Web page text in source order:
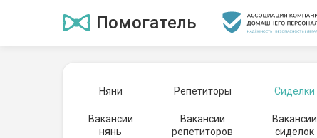
Помогатель
Няни Репетиторы Сиделки
Вакансии
нянь
Вакансии
репетиторов
Вакансии
сиделок